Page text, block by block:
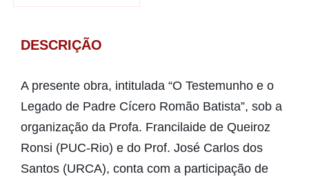
DESCRIÇÃO
A presente obra, intitulada “O Testemunho e o
Legado de Padre Cícero Romão Batista”, sob a
organização da Profa. Francilaide de Queiroz
Ronsi (PUC-Rio) e do Prof. José Carlos dos
Santos (URCA), conta com a participação de